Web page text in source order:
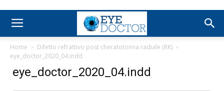
Home
Difetto refrattivo post cheratotomia radiale (RK)
eye_doctor_2020_04.indd
eye_doctor_2020_04.indd